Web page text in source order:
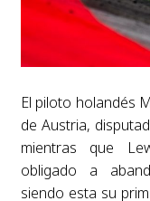
El piloto holandés
de Austria,
mientras que
obligado a
siendo esta su